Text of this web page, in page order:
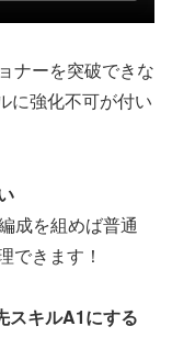
ナーを突破できな
に強化不可が付い
成を組めば普通
できます！
スキルA1にする